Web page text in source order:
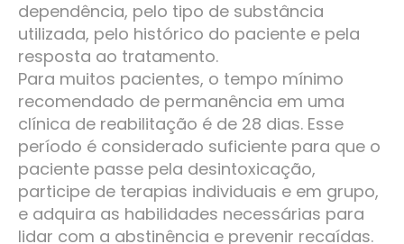
dependência, pelo tipo de substância
utilizada, pelo histórico do paciente e pela
resposta ao tratamento.
Para muitos pacientes, o tempo mínimo
recomendado de permanência em uma
clínica de reabilitação é de 28 dias. Esse
período é considerado suficiente para que o
paciente passe pela desintoxicação,
participe de terapias individuais e em grupo,
e adquira as habilidades necessárias para
lidar com a abstinência e prevenir recaídas.